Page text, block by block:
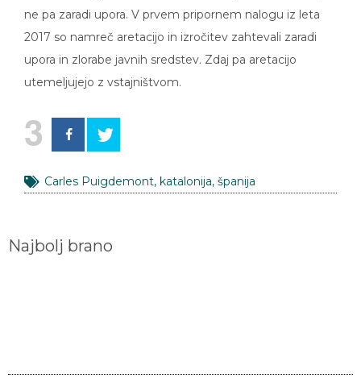
ne pa zaradi upora. V prvem pripornem nalogu iz leta
2017 so namreč aretacijo in izročitev zahtevali zaradi
upora in zlorabe javnih sredstev. Zdaj pa aretacijo
utemeljujejo z vstajništvom.
3
Carles Puigdemont, katalonija, španija
Najbolj brano